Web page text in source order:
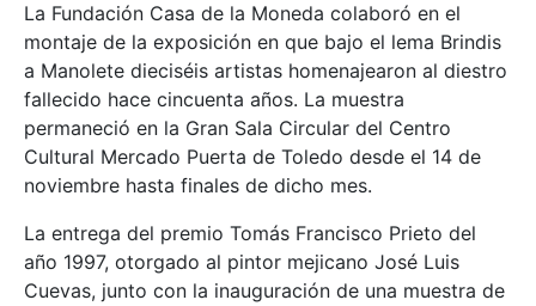
La Fundación Casa de la Moneda colaboró en el
montaje de la exposición en que bajo el lema Brindis
a Manolete dieciséis artistas homenajearon al diestro
fallecido hace cincuenta años. La muestra
permaneció en la Gran Sala Circular del Centro
Cultural Mercado Puerta de Toledo desde el 14 de
noviembre hasta finales de dicho mes.
La entrega del premio Tomás Francisco Prieto del
año 1997, otorgado al pintor mejicano José Luis
Cuevas, junto con la inauguración de una muestra de